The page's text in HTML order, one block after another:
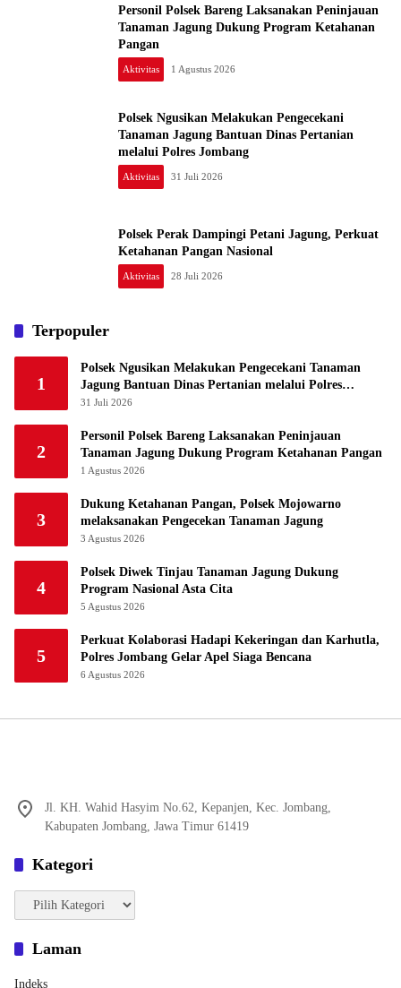
Personil Polsek Bareng Laksanakan Peninjauan
Tanaman Jagung Dukung Program Ketahanan
Pangan
Aktivitas 1 Agustus 2026
Polsek Ngusikan Melakukan Pengecekani
Tanaman Jagung Bantuan Dinas Pertanian
melalui Polres Jombang
Aktivitas 31 Juli 2026
Polsek Perak Dampingi Petani Jagung, Perkuat
Ketahanan Pangan Nasional
Aktivitas 28 Juli 2026
Terpopuler
1
Polsek Ngusikan Melakukan Pengecekani Tanaman
Jagung Bantuan Dinas Pertanian melalui Polres
Jombang
31 Juli 2026
2
Personil Polsek Bareng Laksanakan Peninjauan
Tanaman Jagung Dukung Program Ketahanan Pangan
1 Agustus 2026
3
Dukung Ketahanan Pangan, Polsek Mojowarno
melaksanakan Pengecekan Tanaman Jagung
3 Agustus 2026
4
Polsek Diwek Tinjau Tanaman Jagung Dukung
Program Nasional Asta Cita
5 Agustus 2026
5
Perkuat Kolaborasi Hadapi Kekeringan dan Karhutla,
Polres Jombang Gelar Apel Siaga Bencana
6 Agustus 2026
Jl. KH. Wahid Hasyim No.62, Kepanjen, Kec. Jombang,
Kabupaten Jombang, Jawa Timur 61419
Kategori
Kategori
Laman
Indeks